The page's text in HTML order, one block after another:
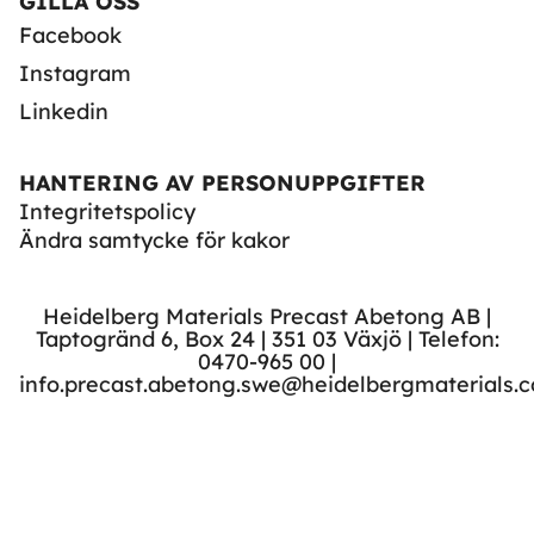
Facebook
Instagram
Linkedin
HANTERING AV PERSONUPPGIFTER
Integritetspolicy
Ändra samtycke för kakor
Heidelberg Materials Precast Abetong AB |
Taptogränd 6, Box 24 | 351 03 Växjö | Telefon:
0470-965 00 |